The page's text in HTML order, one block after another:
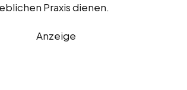
Praxis dienen.
Anzeige